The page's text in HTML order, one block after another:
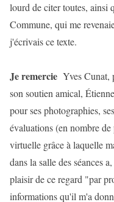
lourd de citer toutes, ainsi
Commune, qui me
j'écrivais ce texte.
Je remercie Yves Cunat,
son soutien amical,
pour ses photographies,
évaluations (en nombre de
virtuelle grâce à laquelle
dans la salle des séances
plaisir de ce regard "par
informations qu'il m'a